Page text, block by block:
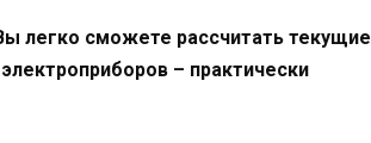
легко сможете рассчитать текущие
– практически